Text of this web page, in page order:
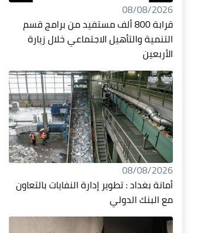
08/08/2026
قرابة 800 ألف مستفيد من برامج قسم
التنمية والتأهيل الاجتماعي خلال زيارة
الأربعين
08/08/2026
أمانة بغداد : تطوير إدارة النفايات بالتعاون
مع البنك الدولي